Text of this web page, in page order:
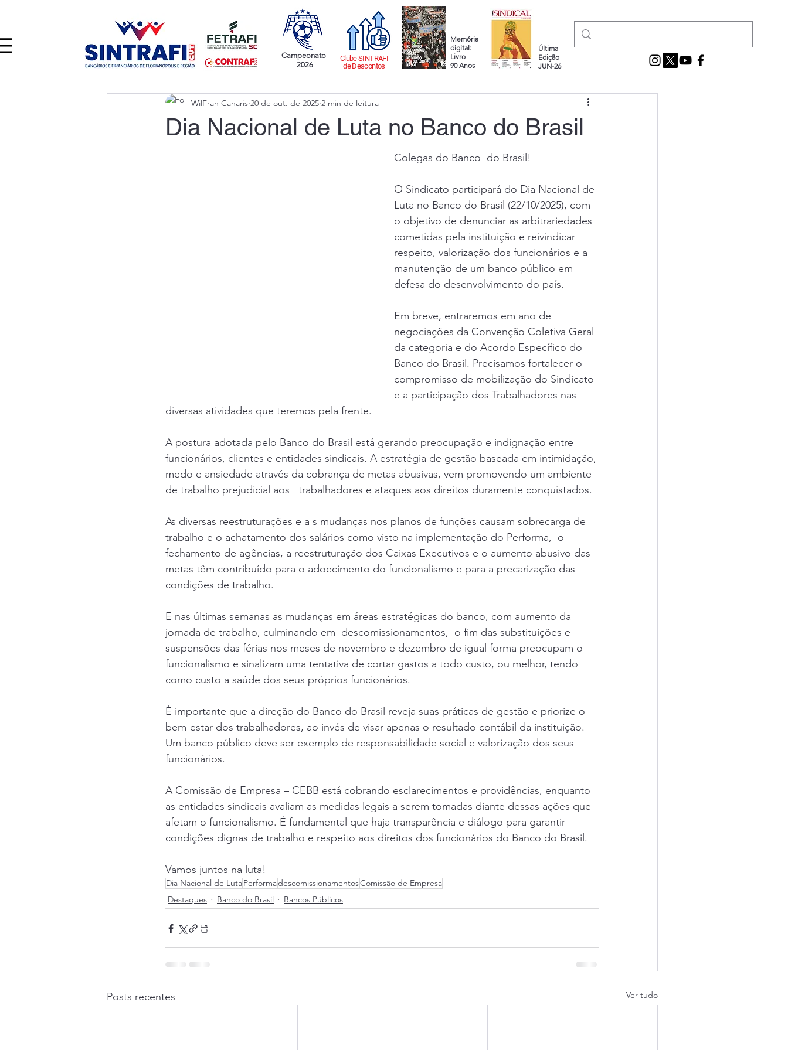
Campeonato
2026
Clube SINTRAFI
de Descontos
Memória
digital:
Livro
90 Anos
Última
Edição
JUN-26
Dia Nacional de Luta no Banco do Brasil
WilFran Canaris 20 de out. de 2025 2 min de leitura
Colegas do Banco  do Brasil!
O Sindicato participará do Dia Nacional de
Luta no Banco do Brasil (22/10/2025), com
o objetivo de denunciar as arbitrariedades
cometidas pela instituição e reivindicar
respeito, valorização dos funcionários e a
manutenção de um banco público em
defesa do desenvolvimento do país.
Em breve, entraremos em ano de
negociações da Convenção Coletiva Geral
da categoria e do Acordo Específico do
Banco do Brasil. Precisamos fortalecer o
compromisso de mobilização do Sindicato
e a participação dos Trabalhadores nas
diversas atividades que teremos pela frente.
A postura adotada pelo Banco do Brasil está gerando preocupação e indignação entre
funcionários, clientes e entidades sindicais. A estratégia de gestão baseada em intimidação,
medo e ansiedade através da cobrança de metas abusivas, vem promovendo um ambiente
de trabalho prejudicial aos   trabalhadores e ataques aos direitos duramente conquistados.
As diversas reestruturações e a s mudanças nos planos de funções causam sobrecarga de
trabalho e o achatamento dos salários como visto na implementação do Performa,  o
fechamento de agências, a reestruturação dos Caixas Executivos e o aumento abusivo das
metas têm contribuído para o adoecimento do funcionalismo e para a precarização das
condições de trabalho.
E nas últimas semanas as mudanças em áreas estratégicas do banco, com aumento da
jornada de trabalho, culminando em  descomissionamentos,  o fim das substituições e
suspensões das férias nos meses de novembro e dezembro de igual forma preocupam o
funcionalismo e sinalizam uma tentativa de cortar gastos a todo custo, ou melhor, tendo
como custo a saúde dos seus próprios funcionários.
É importante que a direção do Banco do Brasil reveja suas práticas de gestão e priorize o
bem-estar dos trabalhadores, ao invés de visar apenas o resultado contábil da instituição.
Um banco público deve ser exemplo de responsabilidade social e valorização dos seus
funcionários.
A Comissão de Empresa – CEBB está cobrando esclarecimentos e providências, enquanto
as entidades sindicais avaliam as medidas legais a serem tomadas diante dessas ações que
afetam o funcionalismo. É fundamental que haja transparência e diálogo para garantir
condições dignas de trabalho e respeito aos direitos dos funcionários do Banco do Brasil.
Vamos juntos na luta!
Dia Nacional de LutaPerformadescomissionamentosComissão de Empresa
Destaques
Banco do Brasil Bancos Públicos
Posts recentes Ver tudo